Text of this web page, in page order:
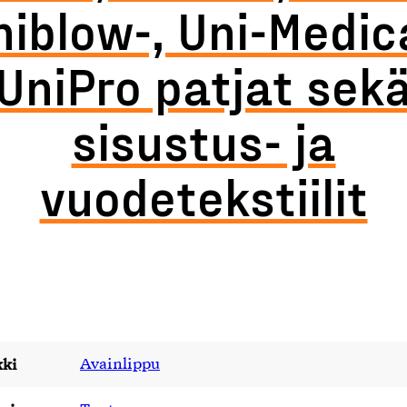
, Uni-
patjat
sisustus- ja
vuodetekstiilit
Avainlippu